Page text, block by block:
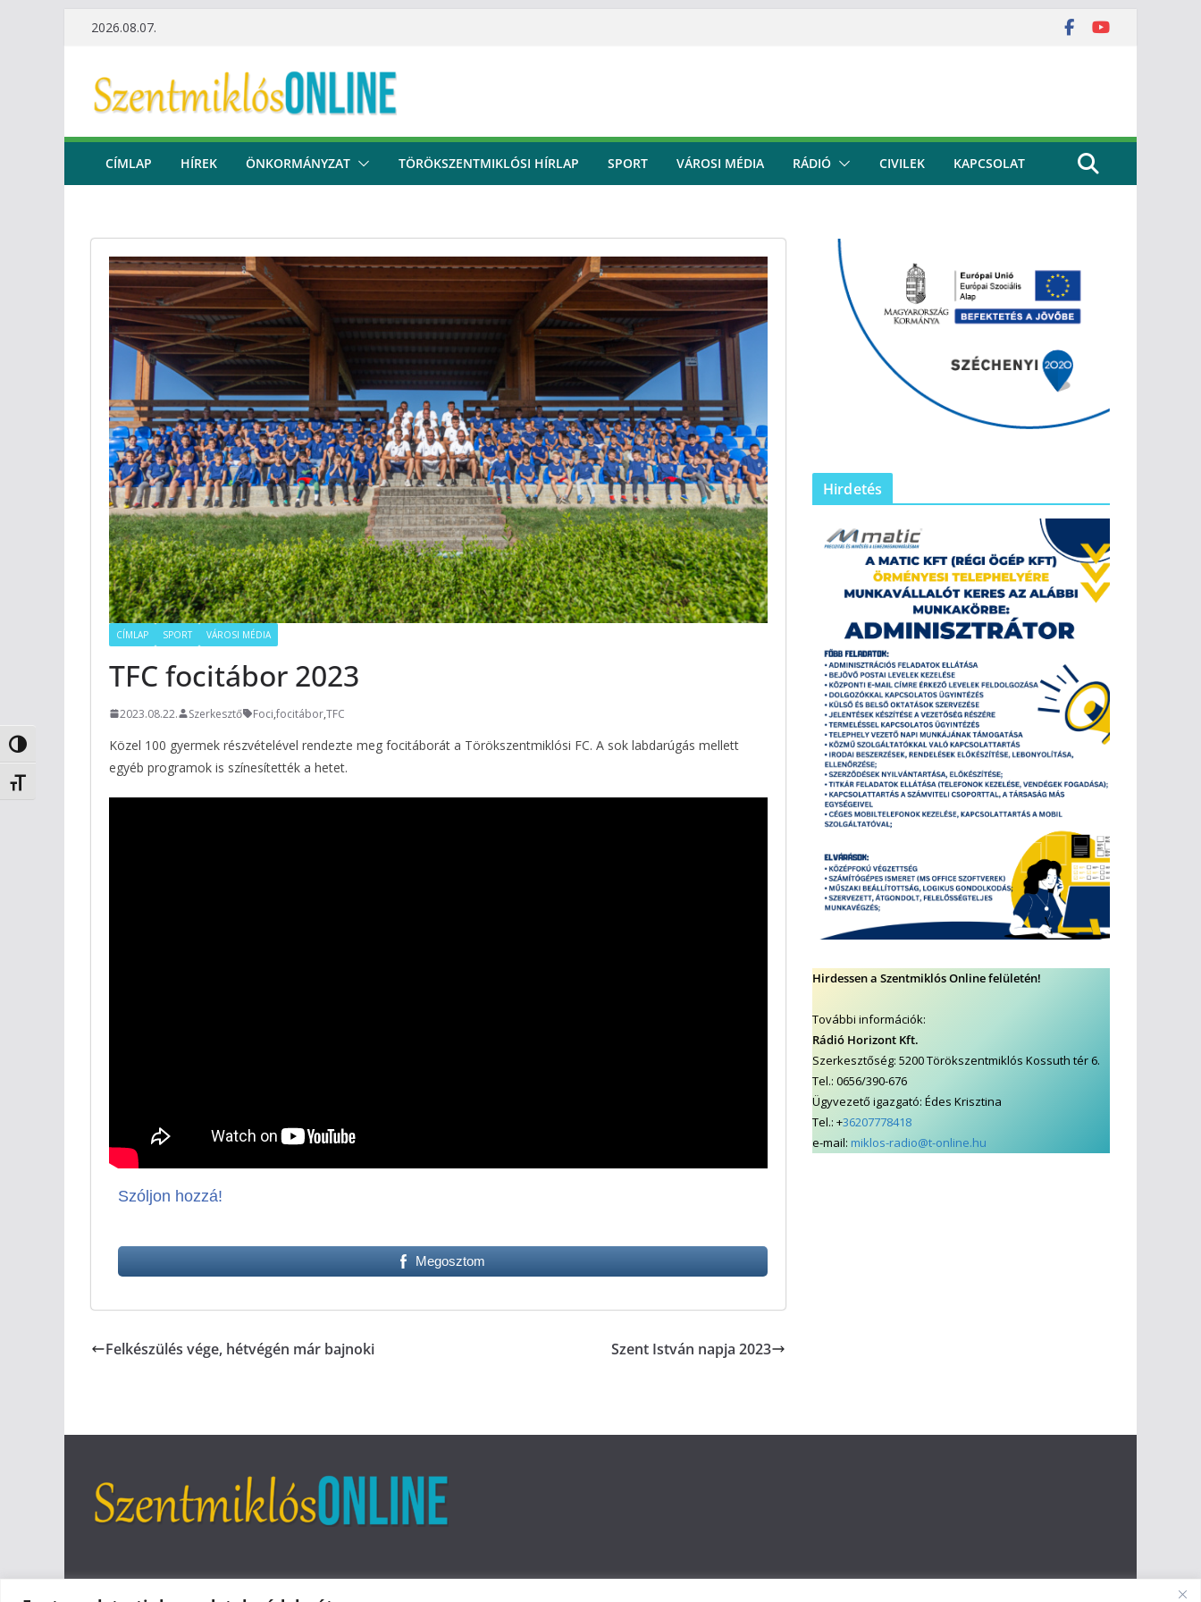
Nagy kontraszt váltása
Betűméret váltása
2026.08.07.
CÍMLAP HÍREK ÖNKORMÁNYZAT TÖRÖKSZENTMIKLÓSI HÍRLAP SPORT VÁROSI MÉDIA RÁDIÓ CIVILEK KAPCSOLAT
CÍMLAP SPORT VÁROSI MÉDIA
TFC focitábor 2023
2023.08.22. Szerkesztő Foci,focitábor,TFC
Közel 100 gyermek részvételével rendezte meg focitáborát a Törökszentmiklósi FC. A sok labdarúgás mellett
egyéb programok is színesítették a hetet.
Szóljon hozzá!
Megosztom
Felkészülés vége, hétvégén már bajnoki Szent István napja 2023
Hirdetés
Hirdessen a Szentmiklós Online felületén!
További információk:
Rádió Horizont Kft.
Szerkesztőség: 5200 Törökszentmiklós Kossuth tér 6.
Tel.: 0656/390-676
Ügyvezető igazgató: Édes Krisztina
Tel.: +36207778418
e-mail: miklos-radio@t-online.hu